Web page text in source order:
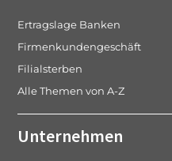
Ertragslage Banken
Firmenkundengeschäft
Filialsterben
Alle Themen von A-Z
Unternehmen